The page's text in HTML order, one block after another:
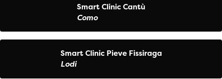
Smart Clinic Cantù
Como
Smart Clinic Pieve Fissiraga
Lodi